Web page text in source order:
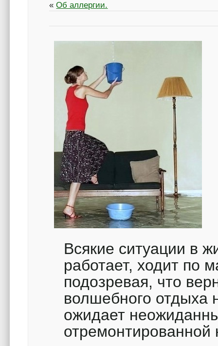
«Об аллергии.
Всякие ситуации в
работает, ходит по
подозревая, что
волшебного отдыха
ожидает